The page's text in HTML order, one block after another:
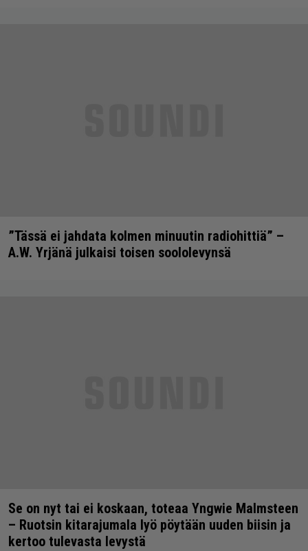
”Tässä ei jahdata kolmen minuutin radiohittiä” –
A.W. Yrjänä julkaisi toisen soololevynsä
Se on nyt tai ei koskaan, toteaa Yngwie Malmsteen
– Ruotsin kitarajumala lyö pöytään uuden biisin ja
kertoo tulevasta levystä